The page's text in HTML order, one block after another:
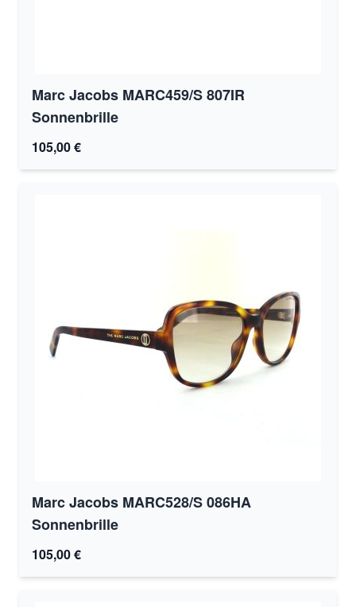
Marc Jacobs MARC459/S 807IR
Sonnenbrille
105,00 €
Marc Jacobs MARC528/S 086HA
Sonnenbrille
105,00 €